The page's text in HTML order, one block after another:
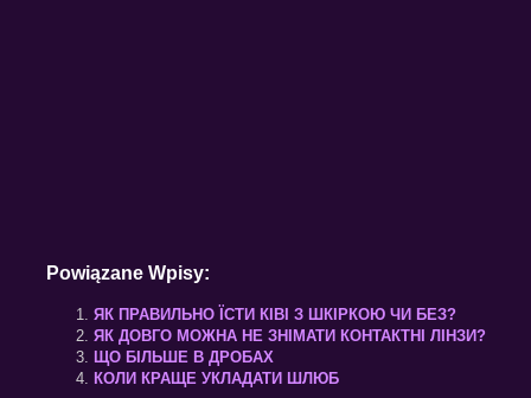
Powiązane Wpisy:
ЯК ПРАВИЛЬНО ЇСТИ КІВІ З ШКІРКОЮ ЧИ БЕЗ?
ЯК ДОВГО МОЖНА НЕ ЗНІМАТИ КОНТАКТНІ ЛІНЗИ?
ЩО БІЛЬШЕ В ДРОБАХ
КОЛИ КРАЩЕ УКЛАДАТИ ШЛЮБ